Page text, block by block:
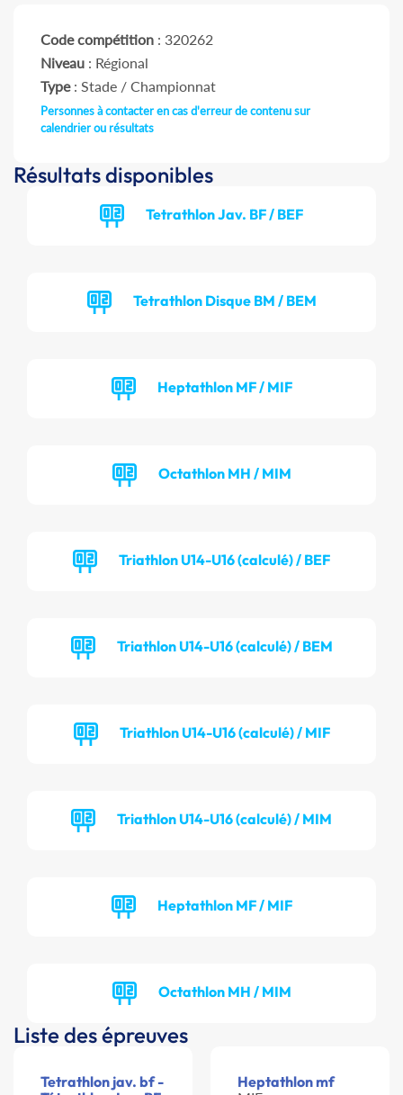
Code compétition : 320262
Niveau : Régional
Type: Stade / Championnat
Personnes à contacter en cas d'erreur de contenu sur
calendrier ou résultats
Résultats disponibles
Tetrathlon Jav. BF / BEF
Tetrathlon Disque BM / BEM
Heptathlon MF / MIF
Octathlon MH / MIM
Triathlon U14-U16 (calculé) / BEF
Triathlon U14-U16 (calculé) / BEM
Triathlon U14-U16 (calculé) / MIF
Triathlon U14-U16 (calculé) / MIM
Heptathlon MF / MIF
Octathlon MH / MIM
Liste des épreuves
Tetrathlon jav. bf -
Heptathlon mf